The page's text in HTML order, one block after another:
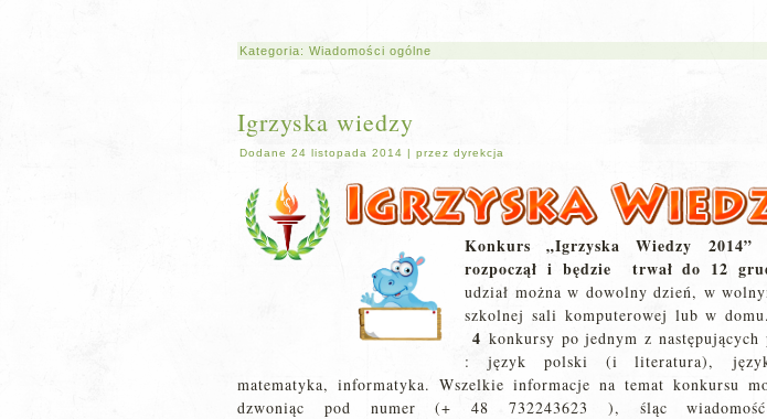
Kategoria: Wiadomości ogólne
Igrzyska wiedzy
Dodane 24 listopada 2014 | przez dyrekcja
Konkurs „Igrzyska Wiedzy 2014”
rozpoczął i będzie trwał do 12
udział można w dowolny dzień, w
szkolnej sali komputerowej lub w
4 konkursy po jednym z następujących
: język polski (i literatura),
matematyka, informatyka. Wszelkie informacje na temat konkursu
dzwoniąc pod numer (+ 48 732243623 ), śląc